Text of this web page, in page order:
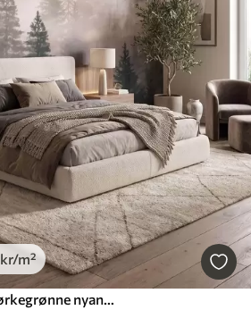
kr/m²
En tåkete barskog i mørkegrønne nyanser i akvarellstil